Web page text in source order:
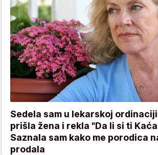
Sedela sam u lekarskoj
prišla žena i rekla "Da li si ti
Saznala sam kako me porodica
prodala